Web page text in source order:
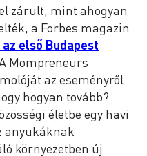
zárult, mint ahogyan
a Forbes magazin
első Budapest
Mompreneurs
az eseményről
hogyan tovább?
életbe egy havi
anyukáknak
környezetben új